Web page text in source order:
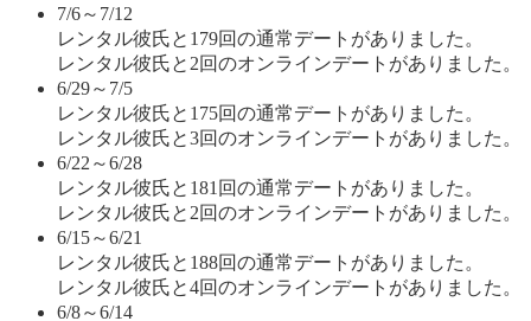
7/6～7/12
レンタル彼氏と179回の通常デートがありました。
レンタル彼氏と2回のオンラインデートがありました。
6/29～7/5
レンタル彼氏と175回の通常デートがありました。
レンタル彼氏と3回のオンラインデートがありました。
6/22～6/28
レンタル彼氏と181回の通常デートがありました。
レンタル彼氏と2回のオンラインデートがありました。
6/15～6/21
レンタル彼氏と188回の通常デートがありました。
レンタル彼氏と4回のオンラインデートがありました。
6/8～6/14